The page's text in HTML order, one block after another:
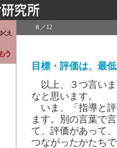
８／12
目標・評価は、最
以上、３つ言い
なと思います。
いま、「指導と
ます。別の言葉で
て、評価があって
つながったかたち